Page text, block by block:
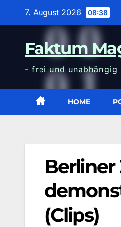
7. August 2026 08:38
Faktum
- frei und unabhängig
HOME
(Clips)